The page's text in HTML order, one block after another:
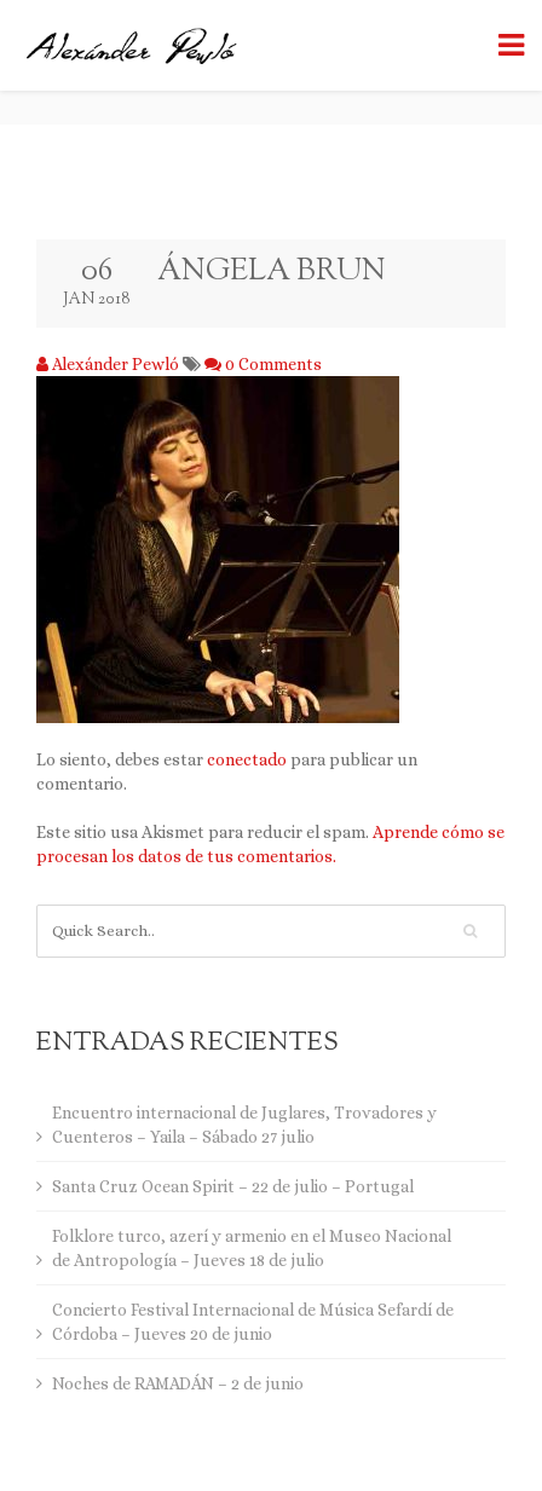
ÁNGELA BRUN BACK TO BLOG
06
JAN 2018
ÁNGELA BRUN
Alexánder Pewló 0 Comments
Lo siento, debes estarconectado para publicar un
comentario.
Este sitio usa Akismet para reducir el spam. Aprende cómo se
procesan los datos de tus comentarios.
ENTRADAS RECIENTES
Encuentro internacional de Juglares, Trovadores y
Cuenteros – Yaila – Sábado 27 julio
Santa Cruz Ocean Spirit – 22 de julio – Portugal
Folklore turco, azerí y armenio en el Museo Nacional
de Antropología – Jueves 18 de julio
Concierto Festival Internacional de Música Sefardí de
Córdoba – Jueves 20 de junio
Noches de RAMADÁN – 2 de junio